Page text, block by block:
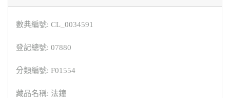
數典編號: CL_0034591
登記總號: 07880
分類編號: F01554
藏品名稱: 法鐘